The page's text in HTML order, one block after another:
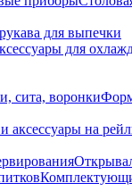
для выпечки
для
сита, воронки
аксессуары на